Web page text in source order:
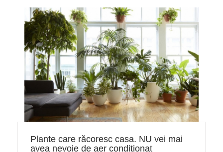
Plante care răcoresc casa. NU vei mai
avea nevoie de aer condiționat